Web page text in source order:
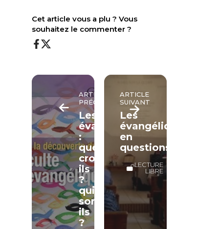
Cet article vous a plu ? Vous
souhaitez le commenter ?
ARTICLE
PRÉCÉDENT
Les
évangéliques
:
que
croient-
ils
?
qui
sont-
ils
?
ARTICLE
SUIVANT
Les
évangéliques
en
questions
LECTURE
LIBRE